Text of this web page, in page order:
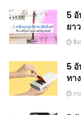
5
ยา
สิ
5
ทา
ก